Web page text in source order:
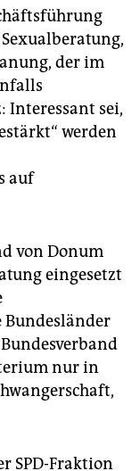
der im
Interessant sei,
werden
auf
von Donum
eingesetzt
Bundesländer
nur in
SPD-Fraktion